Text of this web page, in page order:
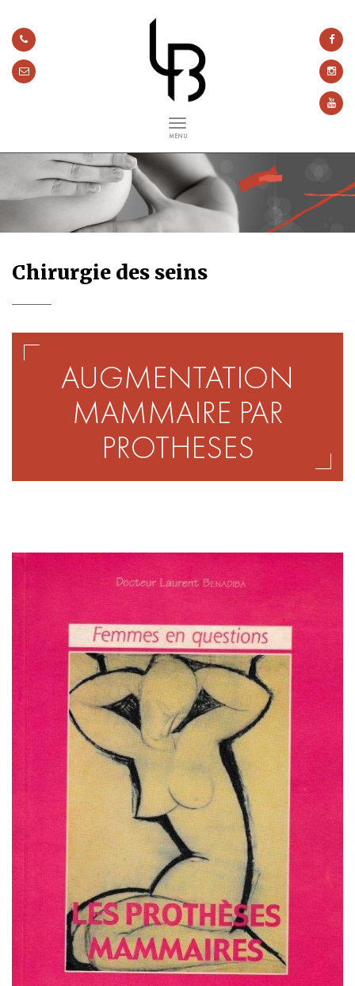
MENU
Chirurgie des seins
AUGMENTATION
MAMMAIRE PAR
PROTHESES